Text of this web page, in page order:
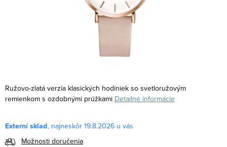
Ružovo-zlatá verzia klasických hodiniek so svetloružovým
remienkom s ozdobnými prúžkami Detailné informácie
Externí sklad
19.8.2026
Možnosti doručenia